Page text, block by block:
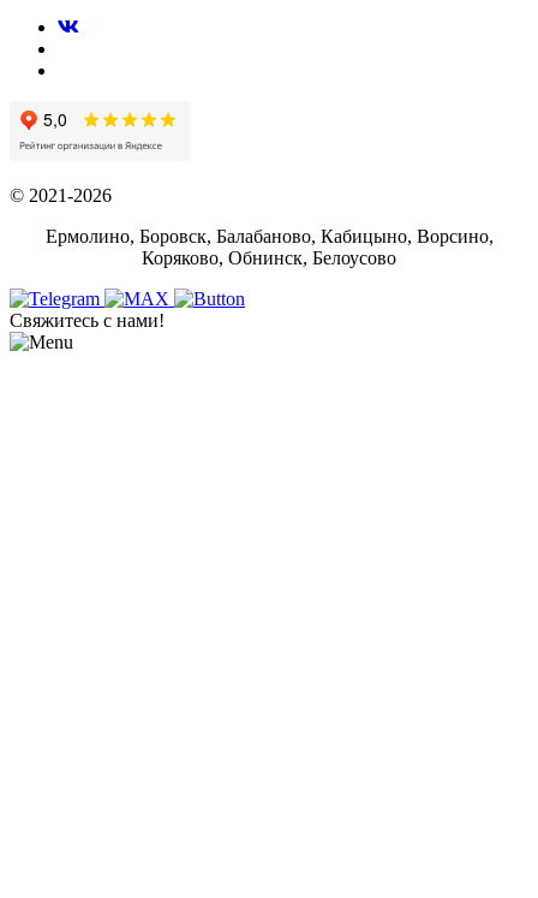
© 2021-2026
Ермолино, Боровск, Балабаново, Кабицыно, Ворсино,
Коряково, Обнинск, Белоусово
Свяжитесь с нами!